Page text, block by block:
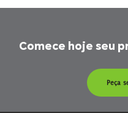
Comece hoje seu
Peça